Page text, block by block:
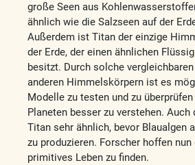
große Seen aus
ähnlich wie die Salzseen auf der
Außerdem ist Titan der einzige
der Erde, der einen ähnlichen
besitzt. Durch solche
anderen Himmelskörpern ist es
Modelle zu testen und zu
Planeten besser zu verstehen. Auch
Titan sehr ähnlich, bevor Blaualgen
zu produzieren. Forscher hoffen
primitives Leben zu finden.